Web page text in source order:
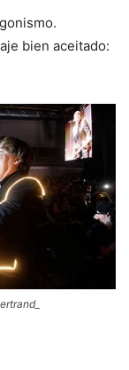
bien aceitado: